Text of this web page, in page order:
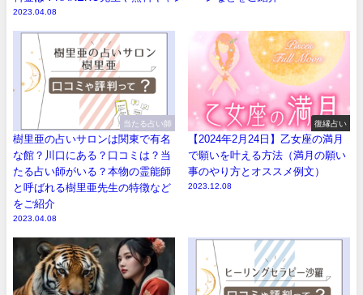
2023.04.08
当たる占い師
樹里亜の占いサロンは関東で有名
な館？川口にある？口コミは？当
たる占い師がいる？本物の霊能師
と呼ばれる樹里亜先生の特徴など
をご紹介
2023.04.08
復縁占い
【2024年2月24日】乙女座の満月
で願いを叶える方法（満月の願い
事のやり方とオススメ例文）
2023.12.08